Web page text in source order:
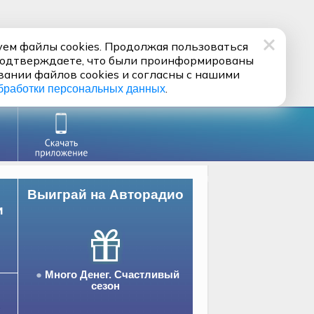
Выиграй на Авторадио
Много Денег. Счастливый
сезон
файлы cookies. Продолжая пользоваться
что были проинформированы
файлов cookies и согласны с нашими
персональных данных.